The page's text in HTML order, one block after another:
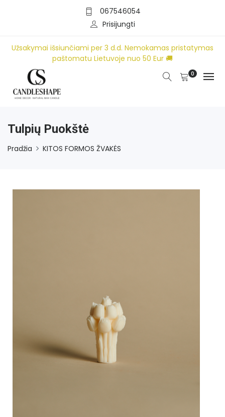
067546054
Prisijungti
Užsakymai išsiunčiami per 3 d.d. Nemokamas pristatymas
paštomatu Lietuvoje nuo 50 Eur 🚚
0
Tulpių Puokštė
Pradžia KITOS FORMOS ŽVAKĖS